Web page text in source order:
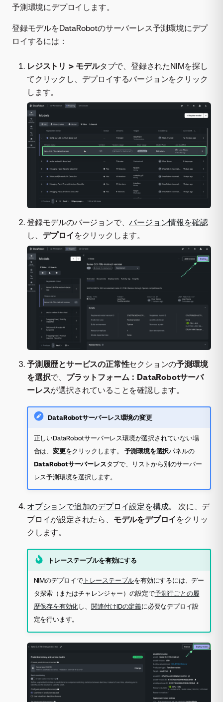
予測環境にデプロイします。
登録モデルをDataRobotのサーバーレス予測環境にデプ
ロイするには：
レジストリ > モデルタブで、登録されたNIMを探し
てクリックし、デプロイするバージョンをクリック
します。
登録モデルのバージョンで、バージョン情報を確認
し、 デプロイ をクリックします。
予測履歴とサービスの正常性セクションの予測環境
を選択で、 プラットフォーム：DataRobotサーバ
ーレスが選択されていることを確認します。
DataRobotサーバーレス環境の変更
正しいDataRobotサーバーレス環境が選択されていない場
合は、 変更をクリックします。 予測環境を選択パネルの
DataRobotサーバーレスタブで、リストから別のサーバー
レス予測環境を選択します。
オプションで追加のデプロイ設定を構成。 次に、デ
プロイが設定されたら、 モデルをデプロイ をクリッ
クします。
トレーステーブルを有効にする
NIMのデプロイでトレーステーブルを有効にするには、デー
タ探索（またはチャレンジャー）の設定で予測行ごとの履
歴保存を有効化し、 関連付けIDの定義に必要なデプロイ設
定を行います。